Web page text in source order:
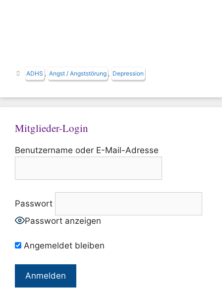
Schlagwörter
ADHS Angst / Angststörung Depression
Mitglieder-Login
Benutzername oder E-Mail-Adresse
Passwort
Passwort anzeigen
Angemeldet bleiben